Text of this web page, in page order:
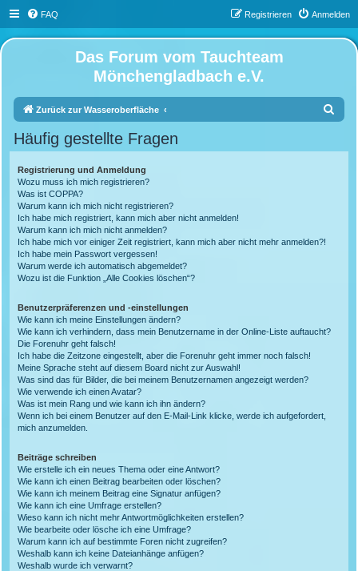
FAQ Anmelden
Registrieren
Das Forum vom Tauchteam
Mönchengladbach e.V.
Zurück zur Wasseroberfläche
Häufig gestellte Fragen
Registrierung und Anmeldung
Wozu muss ich mich registrieren?
Was ist COPPA?
Warum kann ich mich nicht registrieren?
Ich habe mich registriert, kann mich aber nicht anmelden!
Warum kann ich mich nicht anmelden?
Ich habe mich vor einiger Zeit registriert, kann mich aber nicht mehr anmelden?!
Ich habe mein Passwort vergessen!
Warum werde ich automatisch abgemeldet?
Wozu ist die Funktion „Alle Cookies löschen“?
Benutzerpräferenzen und -einstellungen
Wie kann ich meine Einstellungen ändern?
Wie kann ich verhindern, dass mein Benutzername in der Online-Liste auftaucht?
Die Forenuhr geht falsch!
Ich habe die Zeitzone eingestellt, aber die Forenuhr geht immer noch falsch!
Meine Sprache steht auf diesem Board nicht zur Auswahl!
Was sind das für Bilder, die bei meinem Benutzernamen angezeigt werden?
Wie verwende ich einen Avatar?
Was ist mein Rang und wie kann ich ihn ändern?
Wenn ich bei einem Benutzer auf den E-Mail-Link klicke, werde ich aufgefordert,
mich anzumelden.
Beiträge schreiben
Wie erstelle ich ein neues Thema oder eine Antwort?
Wie kann ich einen Beitrag bearbeiten oder löschen?
Wie kann ich meinem Beitrag eine Signatur anfügen?
Wie kann ich eine Umfrage erstellen?
Wieso kann ich nicht mehr Antwortmöglichkeiten erstellen?
Wie bearbeite oder lösche ich eine Umfrage?
Warum kann ich auf bestimmte Foren nicht zugreifen?
Weshalb kann ich keine Dateianhänge anfügen?
Weshalb wurde ich verwarnt?